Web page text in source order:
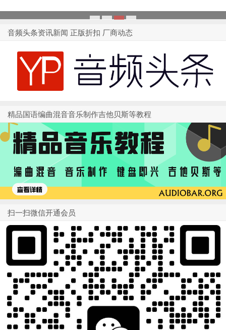
1 2 3 4
音频头条资讯新闻 正版折扣 厂商动态
精品国语编曲混音音乐制作吉他贝斯等教程
扫一扫微信开通会员